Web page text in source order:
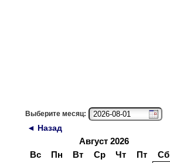
Выберите месяц:
◄ Назад
Август 2026
Вс
Пн Вт Ср Чт Пт Сб